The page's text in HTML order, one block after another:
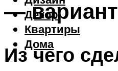
Декор
Квартиры
Дома
—
Из чего